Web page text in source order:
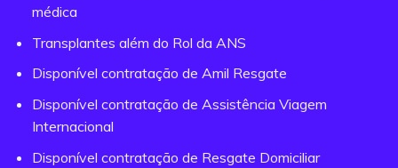
médica
Transplantes além do Rol da ANS
Disponível contratação de Amil Resgate
Disponível contratação de Assistência Viagem
Internacional
Disponível contratação de Resgate Domiciliar